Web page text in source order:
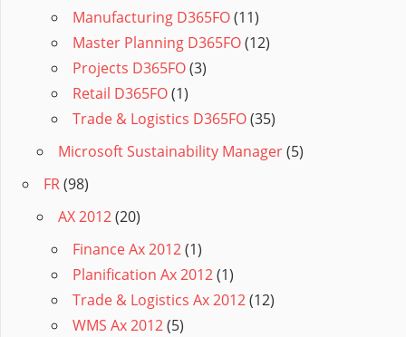
Manufacturing D365FO(11)
Master Planning D365FO(12)
Projects D365FO(3)
Retail D365FO(1)
Trade & Logistics D365FO(35)
Microsoft Sustainability Manager(5)
FR(98)
AX 2012(20)
Finance Ax 2012(1)
Planification Ax 2012(1)
Trade & Logistics Ax 2012(12)
WMS Ax 2012(5)